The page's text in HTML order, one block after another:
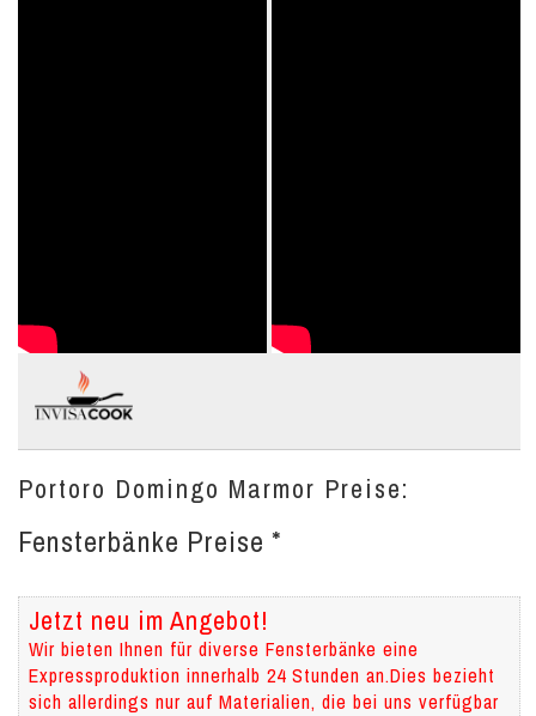
Portoro Domingo Marmor Preise:
Fensterbänke Preise *
Jetzt neu im Angebot!
Wir bieten Ihnen für diverse Fensterbänke eine
Expressproduktion innerhalb 24 Stunden an.Dies bezieht
sich allerdings nur auf Materialien, die bei uns verfügbar